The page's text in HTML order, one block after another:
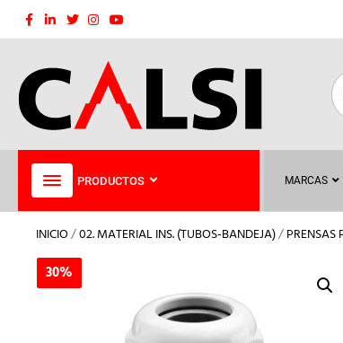
Saltar
PRODUCTOS MARCAS
INICIO/02. MATERIAL INS. (TUBOS-BANDEJA)/PRENSAS
30%
30%